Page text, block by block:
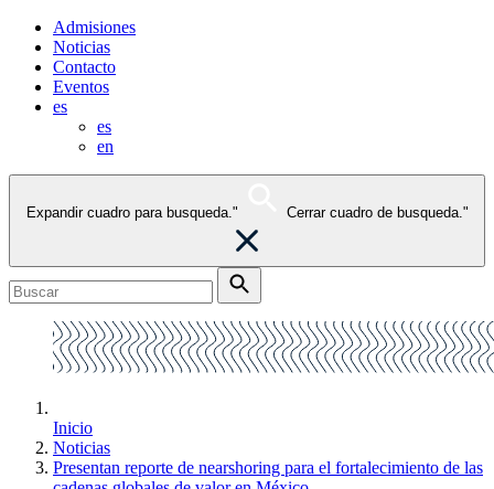
Admisiones
Noticias
Contacto
Eventos
es
es
en
Expandir cuadro para busqueda." Cerrar cuadro de busqueda."
Inicio
Noticias
Presentan reporte de nearshoring para el fortalecimiento de las